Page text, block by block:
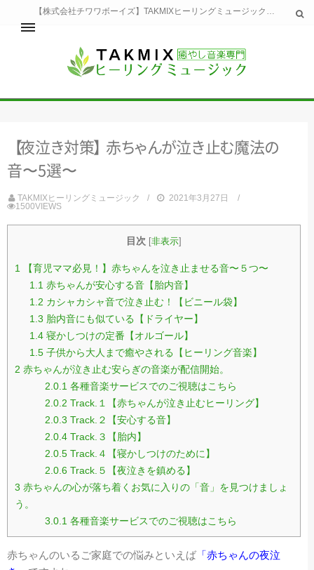
【株式会社チワワボーイズ】TAKMIXヒーリングミュージックへようこそ。TAKMIXヒーリングミュージックは貴方に特別な癒やしの時間をご提供致します。
ホーム
睡眠
自然
お問い合わせ
運営会社
【夜泣き対策】 赤ちゃんが泣き 止む魔法の
音〜5選〜
TAKMIXヒーリングミュージック
2021年3月27日
1500VIEWS
目次 [非表示]
1
【育児ママ必見！】赤ちゃんを泣き止ませる音〜５つ〜
1.1 赤ちゃんが安心する音【胎内音】
1.2 カシャカシャ音で泣き止む！【ビニール袋】
1.3 胎内音にも似ている【ドライヤー】
1.4 寝かしつけの定番【オルゴール】
1.5 子供から大人まで癒やされる【ヒーリング音楽】
2 赤ちゃんが泣き止む安らぎの音楽が配信開始。
2.0.1 各種音楽サービスでのご視聴はこちら
2.0.2 Track.１【赤ちゃんが泣き止むヒーリング】
2.0.3 Track.２【安心する音】
2.0.4Track.３【胎内】
2.0.5Track.４【寝かしつけのために】
2.0.6Track.５【夜泣きを鎮める】
3 赤ちゃんの心が落ち着くお気に入りの「音」を見つけましょ
う。
3.0.1 各種音楽サービスでのご視聴はこちら
赤ちゃんのいるご家庭での悩みといえば 「赤ちゃんの夜泣